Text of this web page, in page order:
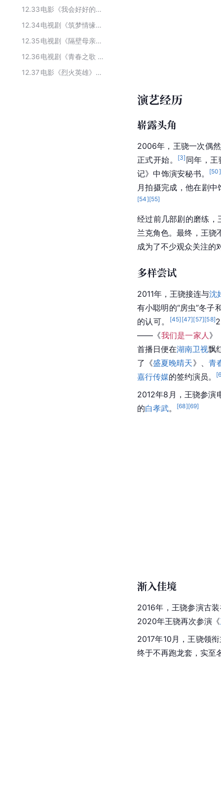
12.33
电影《我会好好的》的主要演职员
12.34
电视剧《筑梦情缘》主要演员
12.35
电视剧《隔壁母亲》主要演员
12.36
电视剧《青春之歌 》的主要演职人员
12.37
电影《烈火英雄》主要演员
演艺经历
崭露头角
2006年，王骁一次偶
正式开始。
[3] 同年，
记》中饰演安秘书。
[50]
月拍摄完成，他在剧
[54][55]
经过前几部剧的磨练
兰克角色。最终，王骁
成为了不少观众关注的
多样尝试
2011年，王骁接连与沈
有小聪明的“房虫”冬子
的认可。
[45] [47][57][58]
——《我们是一家人 》
首播日便在湖南卫视飘
了《盛夏晚晴天》、 青
嘉行传媒的签约演员。 [
2012年8月，王骁参演
的白孝武。 [68][69]
渐入佳境
2016年，王骁参演古
2020年王骁再次参演《
2017年10月，王骁领
终于不再跑龙套，实至